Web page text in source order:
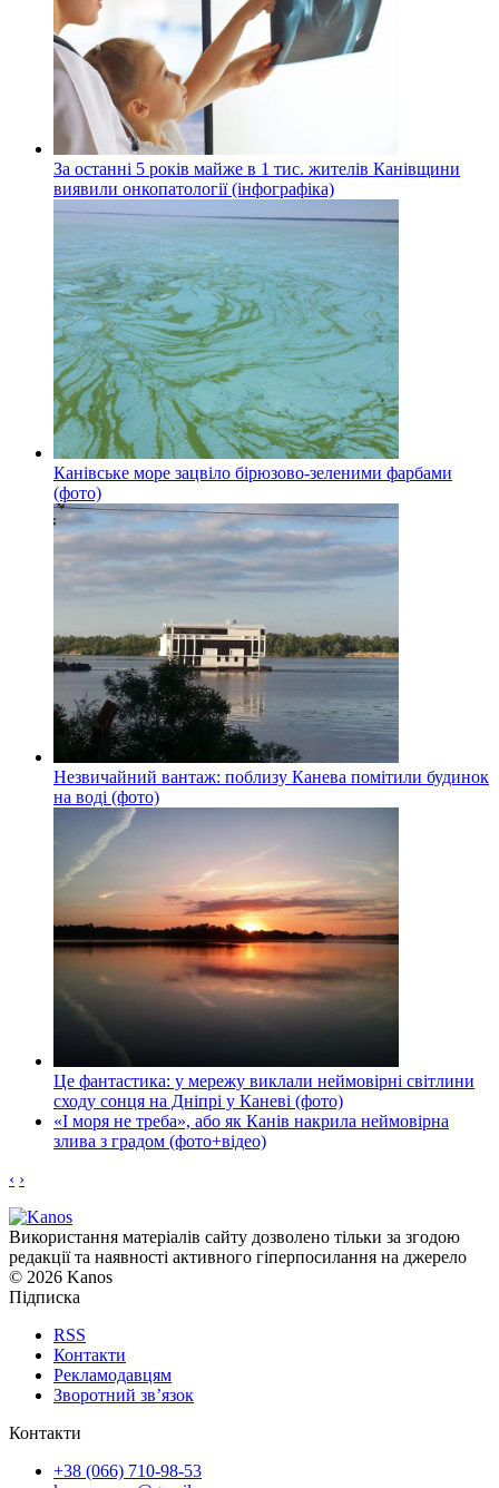
За останні 5 років майже в 1 тис. жителів Канівщини
виявили онкопатології (інфографіка)
Канівське море зацвіло бірюзово-зеленими фарбами
(фото)
Незвичайний вантаж: поблизу Канева помітили будинок
на воді (фото)
Це фантастика: у мережу виклали неймовірні світлини
сходу сонця на Дніпрі у Каневі (фото)
«І моря не треба», або як Канів накрила неймовірна
злива з градом (фото+відео)
‹ ›
Використання матеріалів сайту дозволено тільки за згодою
редакції та наявності активного гіперпосилання на джерело
© 2026 Kanos
Підписка
RSS
Контакти
Рекламодавцям
Зворотний зв’язок
Контакти
+38 (066) 710-98-53